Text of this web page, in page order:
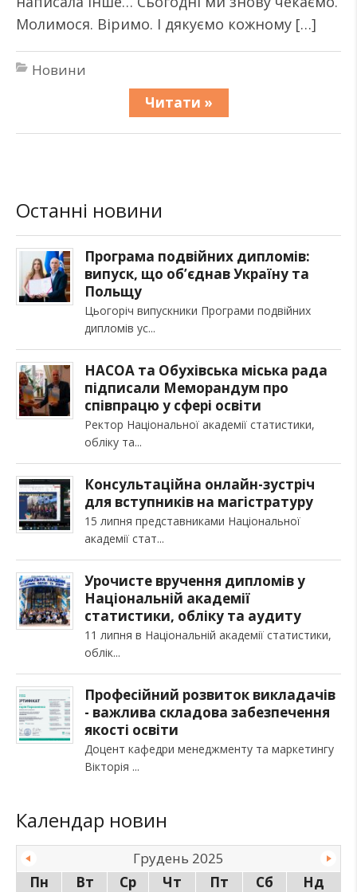
Молимося. Віримо. І дякуємо кожному […]
Новини
Читати »
Останні новини
Програма подвійних дипломів:
випуск, що об’єднав Україну та
Польщу
Цьогоріч випускники Програми подвійних
дипломів ус
НАСОА та Обухівська міська рада
підписали Меморандум про
співпрацю у сфері освіти
Ректор Національної академії статистики,
обліку та
Консультаційна онлайн-зустріч
для вступників на магістратуру
15 липня представниками Національної
академії стат
Урочисте вручення дипломів у
Національній академії
статистики, обліку та аудиту
11 липня в Національній академії статистики,
облік
Професійний розвиток викладачів
- важлива складова забезпечення
якості освіти
Доцент кафедри менеджменту та маркетингу
Вікторія
Календар новин
Грудень 2025
Пн
Вт Ср Чт Пт Сб
Нд